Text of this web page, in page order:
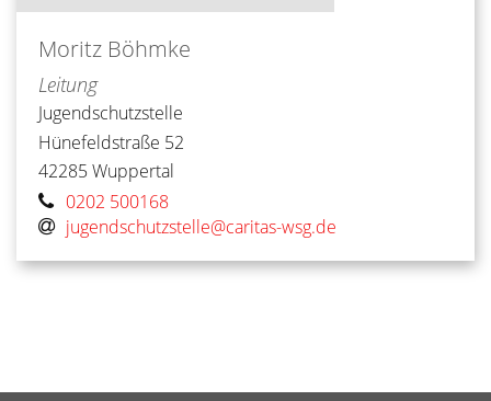
Moritz Böhmke
Leitung
Jugendschutzstelle
Hünefeldstraße 52
42285Wuppertal
0202 500168
jugendschutzstelle@caritas-wsg.de